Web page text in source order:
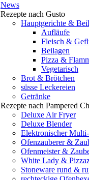
News
Rezepte nach Gusto
Hauptgerichte &
Aufläufe
Fleisch &
Beilagen
Pizza &
Vegetarisch
Brot & Brötchen
süsse Leckereien
Getränke
Rezepte nach Pampered
Deluxe Air Fryer
Deluxe Blender
Elektronischer
Ofenzauberer &
Ofenmeister &
White Lady &
Stoneware rund &